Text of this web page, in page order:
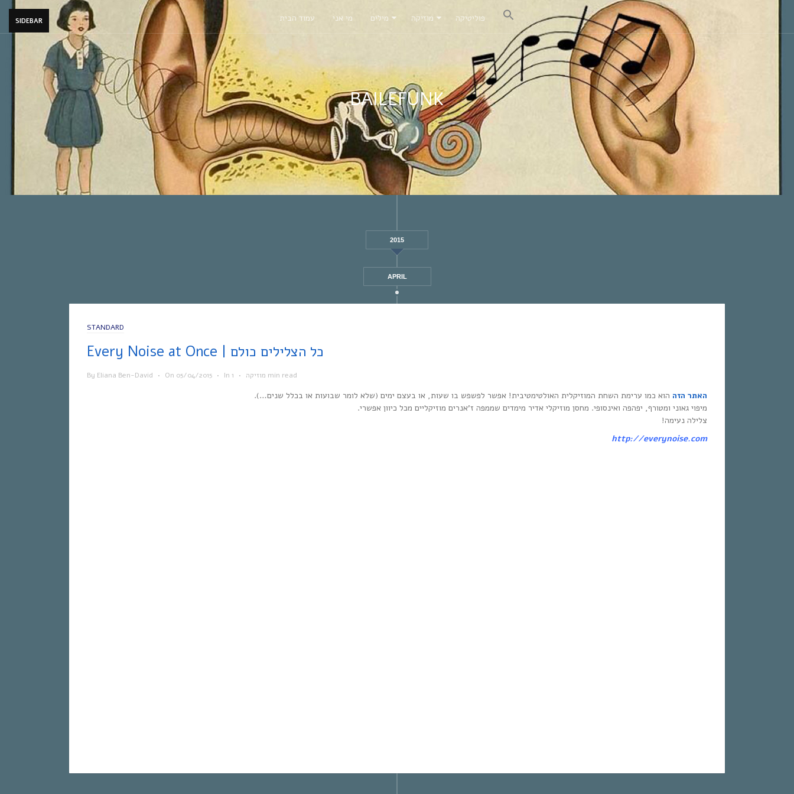
SIDEBAR עמוד הבית מי אני מילים מוזיקה פוליטיקה
BAILEFUNK
2015
APRIL
STANDARD
Every Noise at Once | כל הצלילים כולם
By Eliana Ben-David • On 05/04/2015 • In מוזיקה • 1 min read
האתר הזה הוא כמו ערימת השחת המוזיקלית האולטימטיבית! אפשר לפשפש בו שעות, או בעצם ימים (שלא לומר שבועות או בכלל שנים…).
מיפוי גאוני ומטורף, יפהפה ואינסופי. מחסן מוזיקלי אדיר מימדים שממפה ז’אנרים מוזיקליים מכל כיוון אפשרי.
צלילה נעימה!
http://everynoise.com